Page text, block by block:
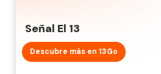
Señal El 13
Descubre más en 13Go